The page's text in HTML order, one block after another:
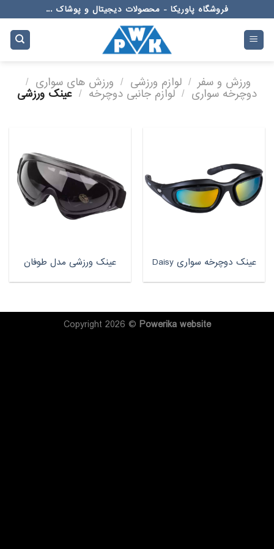
to
content
فروشگاه پاوریکا - محصولات دیجیتال و پوشاک ...
ورزش و سفر / لوازم ورزشی / ورزش های سواری /
دوچرخه سواری / لوازم جانبی دوچرخه / عینک ورزشی
عینک دوچرخه سواری Daisy عینک ورزشی مدل طوفان
Copyright 2026 © Powerikawebsite